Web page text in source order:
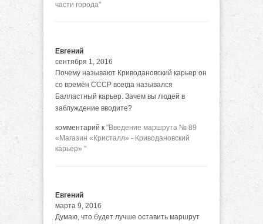
части города"
Евгений
сентября 1, 2016
Почему называют Криводановский карьер он
со времён СССР всегда назывался
Балластный карьер. Зачем вы людей в
заблуждение вводите?
комментарий к "Введение маршрута № 89
«Магазин «Кристалл» - Криводановский
карьер» "
Евгений
марта 9, 2016
Думаю, что будет лучше оставить маршрут